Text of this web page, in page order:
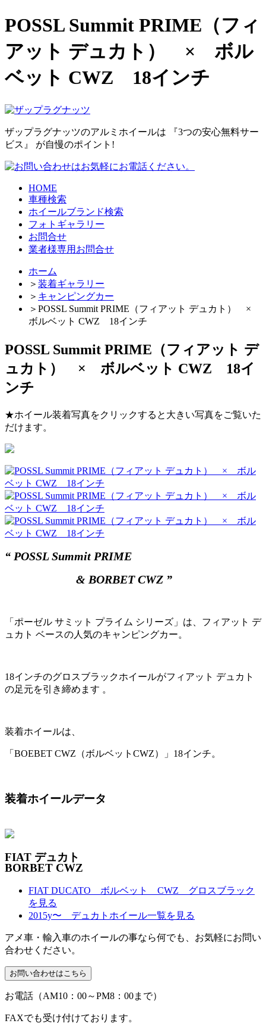
POSSL Summit PRIME（フィ
アット デュカト） × ボル
ベット CWZ 18インチ
ザップラグナッツのアルミホイールは
『3つの安心無料サー
ビス』 が自慢のポイント!
HOME
車種検索
ホイールブランド検索
フォトギャラリー
お問合せ
業者様専用お問合せ
ホーム
＞ 装着ギャラリー
＞ キャンピングカー
＞ POSSL Summit PRIME（フィアット デュカト） ×
ボルベット CWZ 18インチ
POSSL Summit PRIME（フィアット デ
ュカト） × ボルベット CWZ 18イ
ンチ
★ホイール装着写真をクリックすると大きい写真をご覧いた
だけます。
“ POSSL Summit PRIME
& BORBET CWZ ”
「ポーゼル サミット プライム シリーズ」は、フィアット デ
ュカト ベースの人気のキャンピングカー。
18インチのグロスブラックホイールがフィアット デュカト
の足元を引き締めます 。
装着ホイールは、
「BOEBET CWZ（ボルベットCWZ）」18インチ。
装着ホイールデータ
FIAT デュカト
BORBET CWZ
FIAT DUCATO ボルベット CWZ グロスブラック
を見る
2015y〜 デュカトホイール一覧を見る
アメ車・輸入車のホイールの事なら何でも、お気軽にお問い
合わせください。
お電話（AM10：00～PM8：00まで）
FAXでも受け付けております。